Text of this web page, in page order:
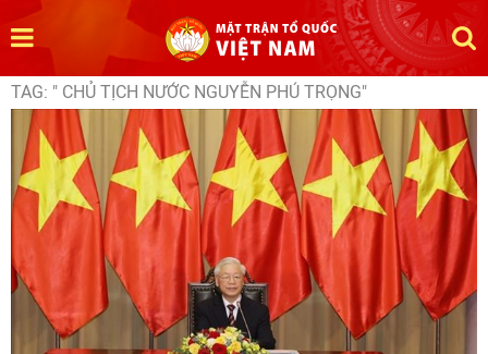
TAG: " CHỦ TỊCH NƯỚC NGUYỄN PHÚ TRỌNG"